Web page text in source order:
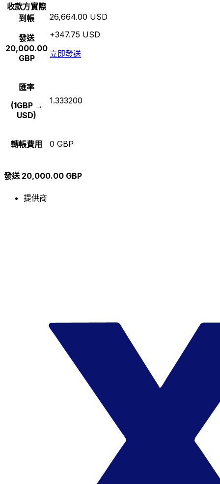
收款方實際
到帳
發送
20,000.00
GBP
26,664.00 USD
+347.75 USD
立即發送
匯率
(1GBP →
USD)
1.333200
轉帳費用 0 GBP
發送 20,000.00 GBP
提供商